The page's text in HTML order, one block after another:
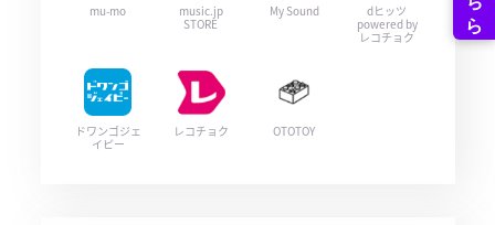
mu-mo
music.jp
STORE
My Sound
dヒッツ
powered by
レコチョク
ドワンゴジェ
イピー
レコチョク OTOTOY